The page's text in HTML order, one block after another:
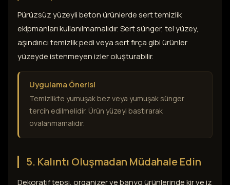
Pürüzsüz yüzeyli beton ürünlerde sert temizlik
ekipmanları kullanılmamalıdır. Sert sünger, tel yüzey,
aşındırıcı temizlik pedi veya sert fırça gibi ürünler
yüzeyde istenmeyen izler oluşturabilir.
Uygulama Önerisi
Temizlikte yumuşak bez veya yumuşak sünger
tercih edilmelidir. Ürün yüzeyi bastırarak
ovalanmamalıdır.
5. Kalıntı Oluşmadan Müdahale Edin
Dekoratif tepsi, organizer ve banyo ürünlerinde kir ve iz